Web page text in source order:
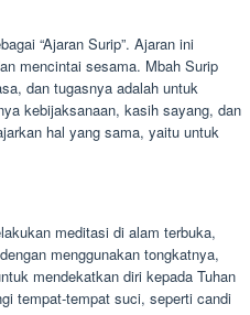
“Ajaran Surip”. Ajaran ini
mencintai sesama. Mbah Surip
dan tugasnya adalah untuk
kebijaksanaan, kasih sayang, dan
hal yang sama, yaitu untuk
meditasi di alam terbuka,
menggunakan tongkatnya,
mendekatkan diri kepada Tuhan
tempat-tempat suci, seperti candi